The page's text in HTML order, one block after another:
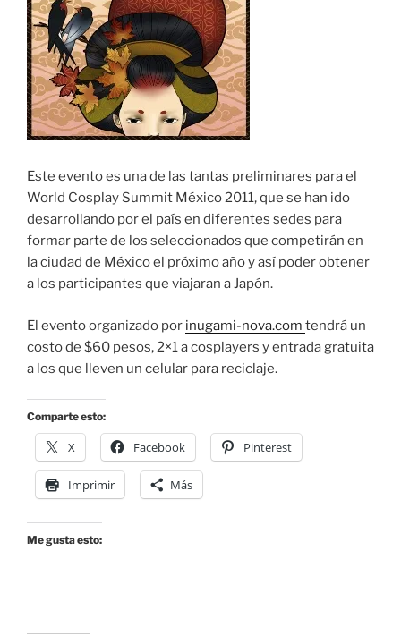
Este evento es una de las tantas preliminares para el
World Cosplay Summit México 2011, que se han ido
desarrollando por el país en diferentes sedes para
formar parte de los seleccionados que competirán en
la ciudad de México el próximo año y así poder obtener
a los participantes que viajaran a Japón.
El evento organizado por inugami-nova.com tendrá un
costo de $60 pesos, 2×1 a cosplayers y entrada gratuita
a los que lleven un celular para reciclaje.
Comparte esto:
X Facebook Pinterest
Imprimir Más
Me gusta esto: